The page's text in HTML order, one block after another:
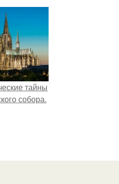
тайны
собора.